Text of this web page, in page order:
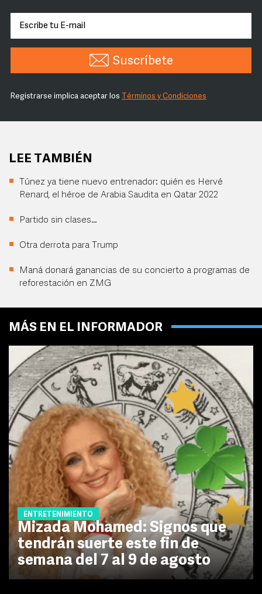
Suscríbete
Registrarse implica aceptar los Términos y Condiciones
LEE TAMBIÉN
Túnez ya tiene nuevo entrenador: quién es Hervé
Renard, el héroe de Arabia Saudita en Qatar 2022
Partido sin clases…
Otra derrota para Trump
Maná donará ganancias de su concierto a programas de
reforestación en ZMG
MÁS EN EL INFORMADOR
ENTRETENIMIENTO
Mizada Mohamed: Signos que
tendrán suerte este fin de
semana del 7 al 9 de agosto